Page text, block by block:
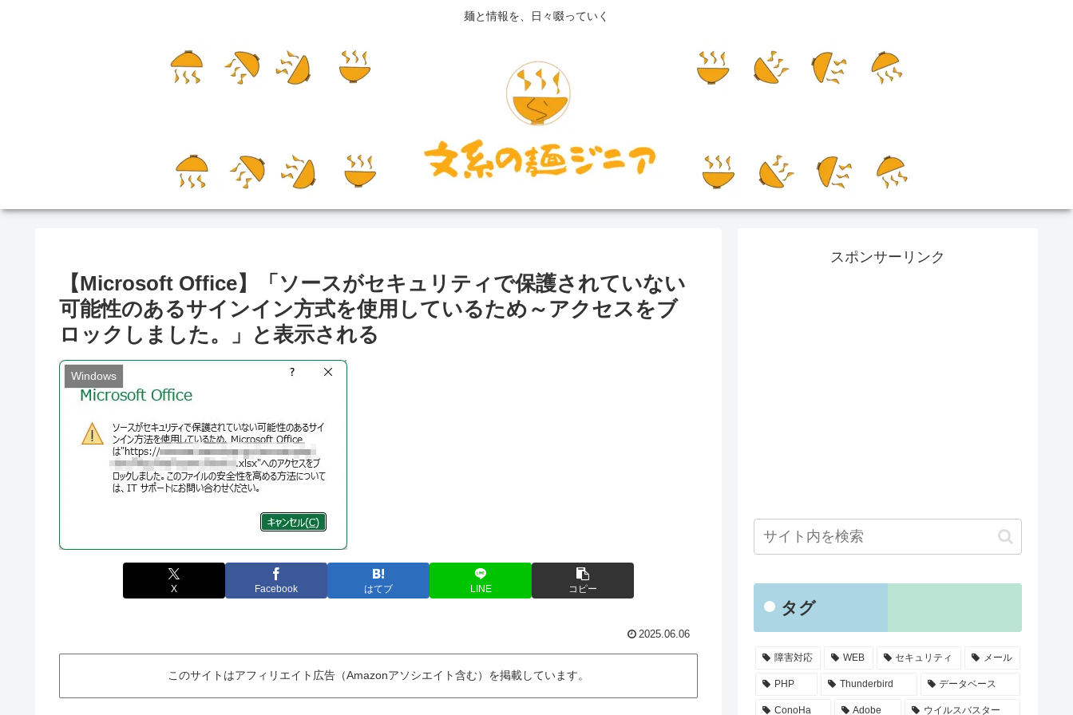
麺と情報を、日々啜っていく
【Microsoft Office】「ソースがセキュリティで保護されていない
可能性のあるサインイン方式を使用しているため～アクセスをブ
ロックしました。」と表示される
Windows
X Facebook はてブ LINE コピー
2025.06.06
このサイトはアフィリエイト広告（Amazonアソシエイト含む）を掲載しています。
スポンサーリンク
タグ
障害対応 WEB セキュリティ メール
PHP Thunderbird データベース
ConoHa Adobe ウイルスバスター